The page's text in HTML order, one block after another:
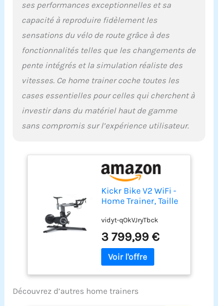
ses performances exceptionnelles et sa
capacité à reproduire fidèlement les
sensations du vélo de route grâce à des
fonctionnalités telles que les changements de
pente intégrés et la simulation réaliste des
vitesses. Ce home trainer coche toutes les
cases essentielles pour celles qui cherchent à
investir dans du matériel haut de gamme
sans compromis sur l’expérience utilisateur.
Kickr Bike V2 WiFi -
Home Trainer, Taille
vidyt-qOkVJryTbck
3 799,99 €
Découvrez d’autres home trainers